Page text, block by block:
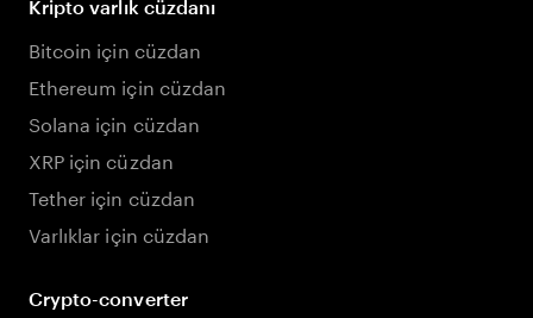
Kripto varlık cüzdanı
Bitcoin için cüzdan
Ethereum için cüzdan
Solana için cüzdan
XRP için cüzdan
Tether için cüzdan
Varlıklar için cüzdan
Crypto-converter